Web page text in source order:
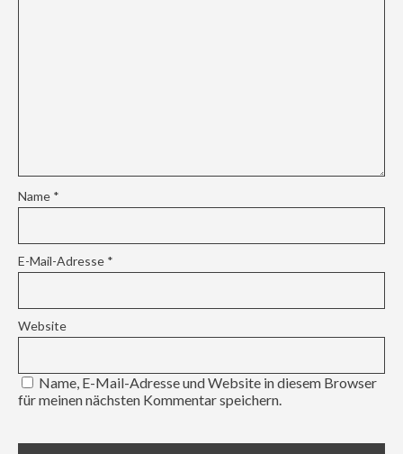
Name *
E-Mail-Adresse *
Website
Name, E-Mail-Adresse und Website in diesem Browser
für meinen nächsten Kommentar speichern.